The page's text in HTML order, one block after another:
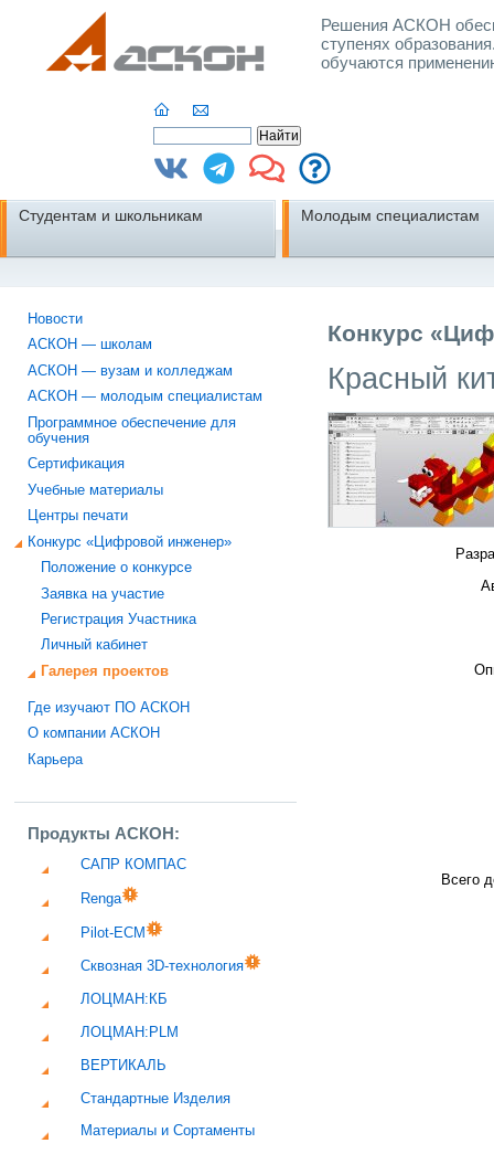
Решения АСКОН
ступенях
обучаются
Студентам и школьникам Молодым специалистам
Новости
АСКОН — школам
АСКОН — вузам и колледжам
АСКОН — молодым специалистам
Программное обеспечение для
обучения
Сертификация
Учебные материалы
Центры печати
Конкурс «Цифровой инженер»
Положение о конкурсе
Заявка на участие
Регистрация Участника
Личный кабинет
Галерея проектов
Где изучают ПО АСКОН
О компании АСКОН
Карьера
Продукты АСКОН:
САПР КОМПАС
Renga
Pilot-ECM
Сквозная 3D-технология
ЛОЦМАН:КБ
ЛОЦМАН:PLM
ВЕРТИКАЛЬ
Стандартные Изделия
Материалы и Сортаменты
Конкурс
Красный
Всего